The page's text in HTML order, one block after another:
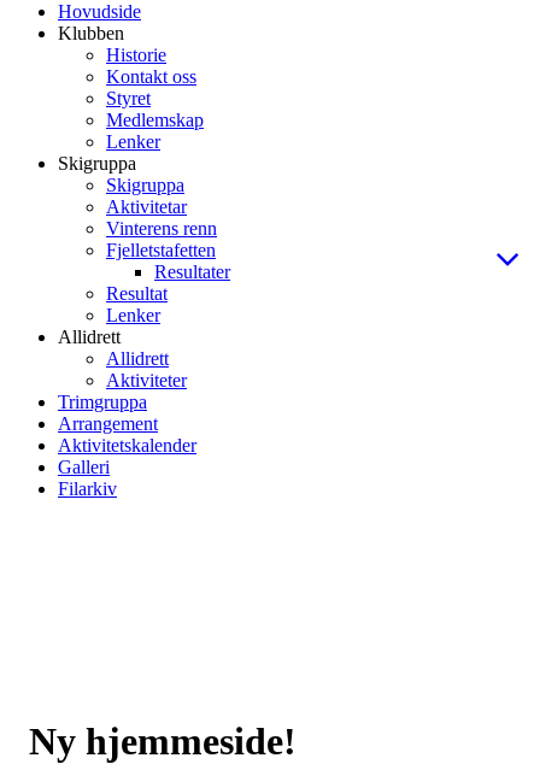
Hovudside
Klubben
Historie
Kontakt oss
Styret
Medlemskap
Lenker
Skigruppa
Skigruppa
Aktivitetar
Vinterens renn
Fjelletstafetten
Resultater
Resultat
Lenker
Allidrett
Allidrett
Aktiviteter
Trimgruppa
Arrangement
Aktivitetskalender
Galleri
Filarkiv
Ny hjemmeside!